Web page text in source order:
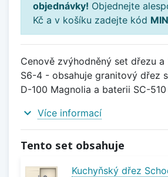
objednávky! Objednejte
Kč a v košíku zadejte kód
Cenově zvýhodněný set dřezu
S6-4 - obsahuje granitový dřez
D-100 Magnolia a baterii SC-
expand_more Více informací
Tento set obsahuje
Kuchyňský dřez